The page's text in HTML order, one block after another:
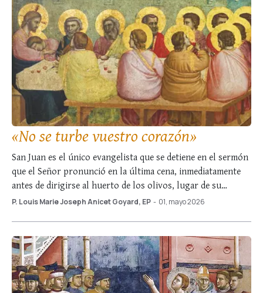
«No se turbe vuestro corazón»
San Juan es el único evangelista que se detiene en el sermón
que el Señor pronunció en la última cena, inmediatamente
antes de dirigirse al huerto de los olivos, lugar de su
prendimiento. El Evangelio de este domingo recoge el
P. Louis Marie Joseph Anicet Goyard, EP - 01, mayo 2026